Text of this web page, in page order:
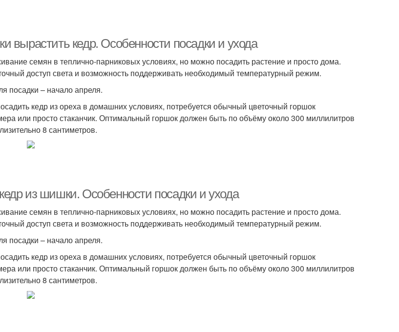
вырастить кедр. Особенности посадки и ухода
семян в теплично-парниковых условиях, но можно посадить растение и просто дома.
доступ света и возможность поддерживать необходимый температурный режим.
посадки – начало апреля.
кедр из ореха в домашних условиях, потребуется обычный цветочный горшок
или просто стаканчик. Оптимальный горшок должен быть по объёму около 300 миллилитров
8 сантиметров.
из шишки. Особенности посадки и ухода
семян в теплично-парниковых условиях, но можно посадить растение и просто дома.
доступ света и возможность поддерживать необходимый температурный режим.
посадки – начало апреля.
кедр из ореха в домашних условиях, потребуется обычный цветочный горшок
или просто стаканчик. Оптимальный горшок должен быть по объёму около 300 миллилитров
8 сантиметров.